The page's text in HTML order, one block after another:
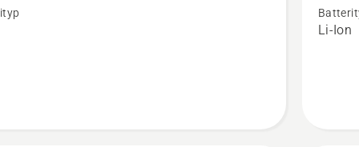
B70Li-Ion